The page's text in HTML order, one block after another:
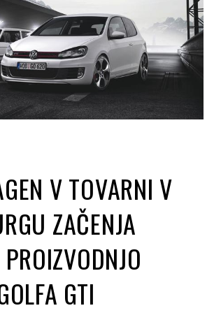
V TOVARNI V
ZAČENJA
GTI